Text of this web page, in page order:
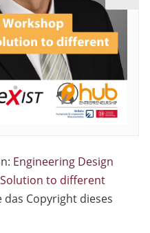
Engineering Design
to different
das Copyright dieses